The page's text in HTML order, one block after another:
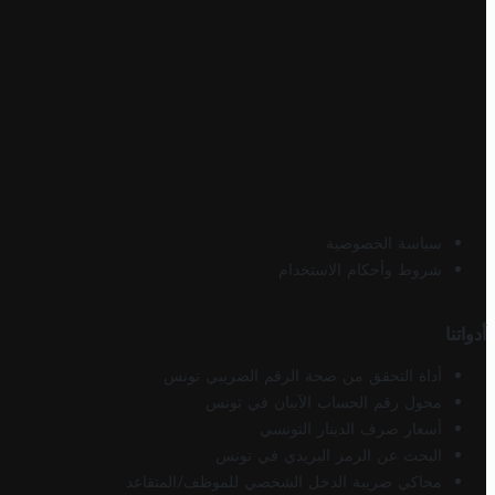
سياسة الخصوصية
شروط وأحكام الاستخدام
أدواتنا
أداة التحقق من صحة الرقم الضريبي تونس
محول رقم الحساب الآيبان في تونس
أسعار صرف الدينار التونسي
البحث عن الرمز البريدي في تونس
محاكي ضريبة الدخل الشخصي للموظف/المتقاعد